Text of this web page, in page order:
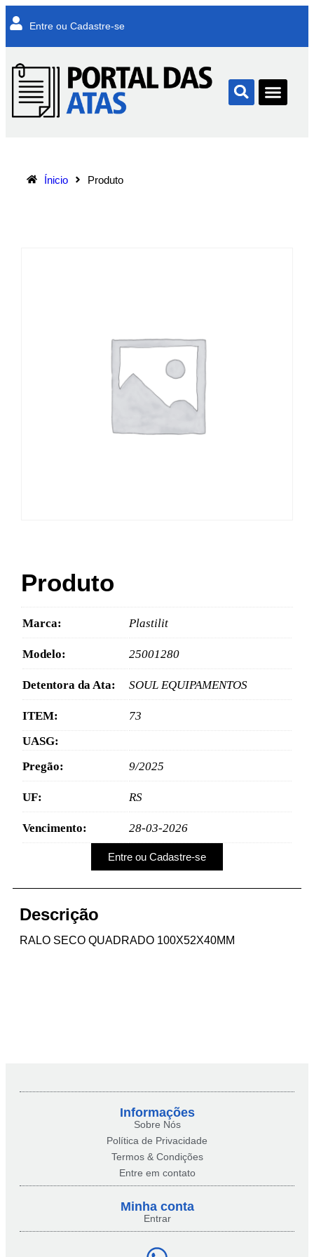
Entre ou Cadastre-se
Ínicio Produto
Produto
Marca: Plastilit
Modelo: 25001280
Detentora da Ata: SOUL EQUIPAMENTOS
ITEM:
73
UASG:
Pregão:
9/2025
UF: RS
Vencimento: 28-03-2026
Entre ou Cadastre-se
Descrição
RALO SECO QUADRADO 100X52X40MM
Informações
Sobre Nós
Política de Privacidade
Termos & Condições
Entre em contato
Minha conta​
Entrar